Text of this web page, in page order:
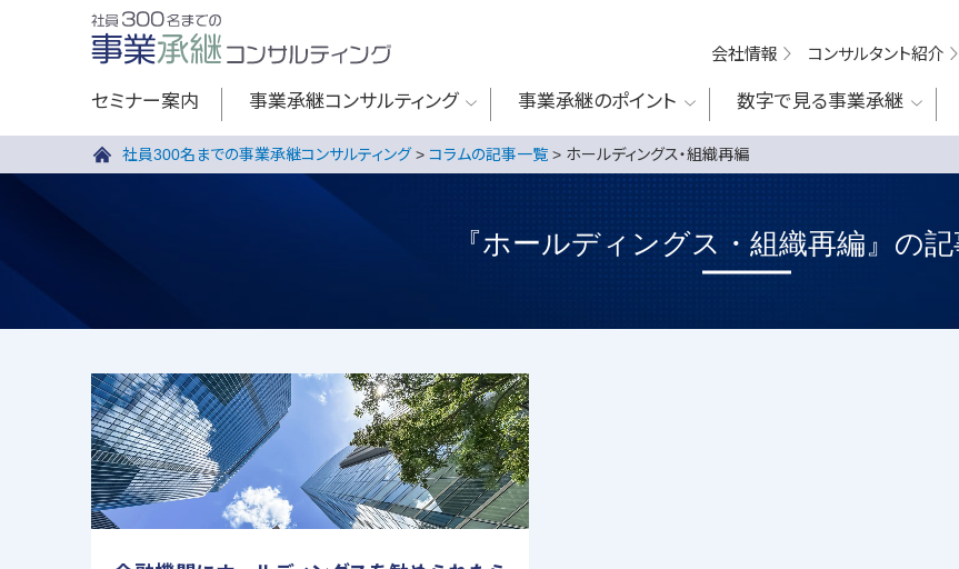
会社情報 コンサルタント紹介
セミナー案内 事業承継コンサルティング 事業承継のポイント 数字で見る事業承継
社員300名までの事業承継コンサルティング> コラムの記事一覧 > ホールディングス・組織再編
『ホールディングス・組織再編』の